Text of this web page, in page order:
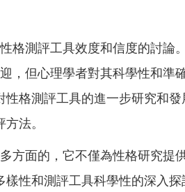
格測評工具效度和信度的討論
，但心理學者對其科學性和準
格測評工具的進一步研究和發
法。
方面的，它不僅為性格研究提
性和測評工具科學性的深入探